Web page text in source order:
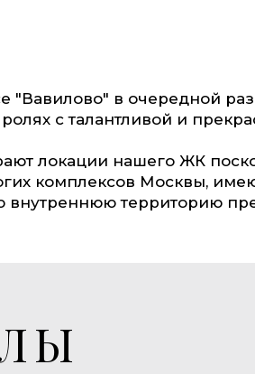
"Вавилово" в очередной
с талантливой и
локации нашего ЖК
комплексов Москвы,
внутреннюю территорию